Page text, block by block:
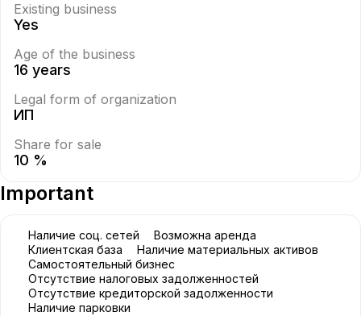
Existing business
Yes
Age of the business
16 years
Legal form of organization
ИП
Share for sale
10 %
Important
Наличие соц. сетей
Возможна аренда
Клиентская база
Наличие материальных активов
Самостоятельный бизнес
Отсутствие налоговых задолженностей
Отсутствие кредиторской задолженности
Наличие парковки